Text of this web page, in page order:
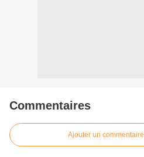
Commentaires
Ajouter un commentaire